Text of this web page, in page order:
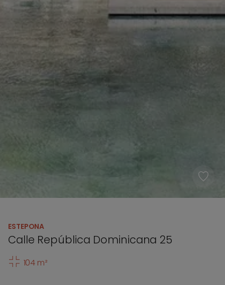
ESTEPONA
Calle República Dominicana 25
104 m²